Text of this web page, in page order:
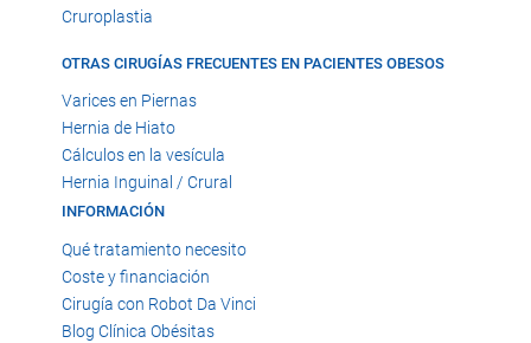
Cruroplastia
OTRAS CIRUGÍAS FRECUENTES EN PACIENTES OBESOS
Varices en Piernas
Hernia de Hiato
Cálculos en la vesícula
Hernia Inguinal / Crural
INFORMACIÓN
Qué tratamiento necesito
Coste y financiación
Cirugía con Robot Da Vinci
Blog Clínica Obésitas